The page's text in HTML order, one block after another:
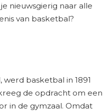
nieuwsgierig naar alle
van basketbal?
basketbal in 1891
de opdracht om een
in de gymzaal. Omdat